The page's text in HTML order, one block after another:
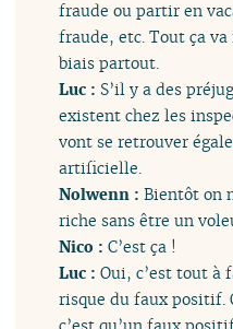
fraude ou partir en
fraude, etc. Tout ça
biais partout.
Luc : S’il y a des
existent chez les
vont se retrouver
artificielle.
Nolwenn :Bientôt on
riche sans être un
Nico :C’est ça !
Luc :Oui, c’est tout à
risque du faux positif.